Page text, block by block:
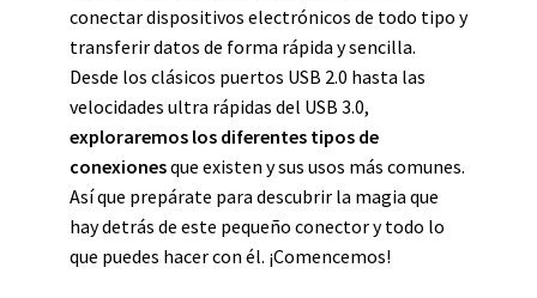
conectar dispositivos electrónicos de todo tipo y
transferir datos de forma rápida y sencilla.
Desde los clásicos puertos USB 2.0 hasta las
velocidades ultra rápidas del USB 3.0,
exploraremos los diferentes tipos de
conexionesque existen y sus usos más comunes.
Así que prepárate para descubrir la magia que
hay detrás de este pequeño conector y todo lo
que puedes hacer con él. ¡Comencemos!